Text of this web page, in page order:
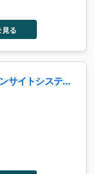
見る
サイトシステム